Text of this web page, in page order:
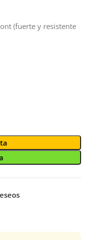
(fuerte y resistente